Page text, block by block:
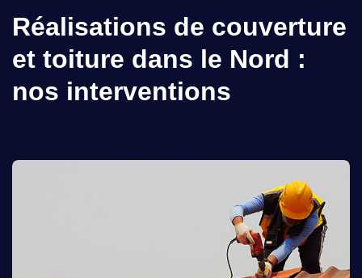
Réalisations de couverture
et toiture dans le Nord :
nos interventions